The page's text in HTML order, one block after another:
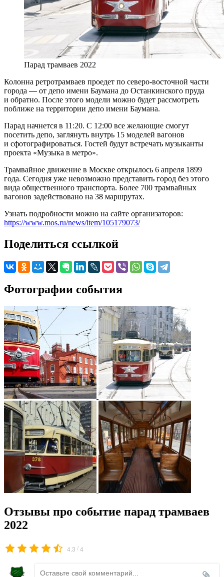
Парад трамваев 2022
Колонна ретротрамваев проедет по северо-восточной части
города — от депо имени Баумана до Останкинского пруда
и обратно. После этого модели можно будет рассмотреть
поближе на территории депо имени Баумана.
Парад начнется в 11:20. С 12:00 все желающие смогут
посетить депо, заглянуть внутрь 15 моделей вагонов
и сфотографироваться. Гостей будут встречать музыканты
проекта «Музыка в метро».
Трамвайное движение в Москве открылось 6 апреля 1899
года. Сегодня уже невозможно представить город без этого
вида общественного транспорта. Более 700 трамвайных
вагонов задействовано на 38 маршрутах.
Узнать подробности можно на сайте организаторов:
https://www.mos.ru/news/item/105179073/
Поделиться ссылкой
Фотографии события
Отзывы про событие парад трамваев
2022
4.3 /4